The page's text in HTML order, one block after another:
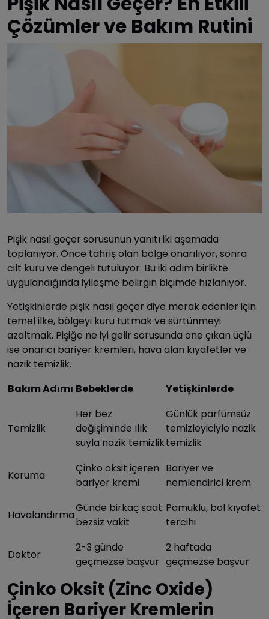
Çözümler ve Bakım Rutini
Pişik nasıl geçer sorusunun yanıtı iki aşamada
toplanıyor. Önce tahriş olan bölge onarılıyor, sonra
cilt kuru ve dengeli tutuluyor. Bu iki adım birlikte
uygulandığında iyileşme belirgin biçimde hızlanıyor.
Yetişkinlerde pişik nasıl geçer diye merak edenler için
temel ilke, bölgeyi kuru tutmak ve sürtünmeyi
azaltmak. Pişiğe ne iyi gelir sorusunda öne çıkan üçlü
ise onarıcı bariyer kremleri, hava alan kıyafetler ve
nazik temizlik.
Bakım Adımı Bebeklerde Yetişkinlerde
Temizlik
Her bez
değişiminde ılık
suyla nazik temizlik
Günlük parfümsüz
temizleyiciyle nazik
temizlik
Koruma
Çinko oksit içeren
bariyer kremi
Bariyer ve
nemlendirici krem
Havalandırma
Günde birkaç saat
bezsiz vakit
Pamuklu, bol kıyafet
tercihi
Doktor
2-3 günde
geçmezse başvur
2 haftada
geçmezse başvur
Çinko Oksit (Zinc Oxide)
İçeren Bariyer Kremlerin